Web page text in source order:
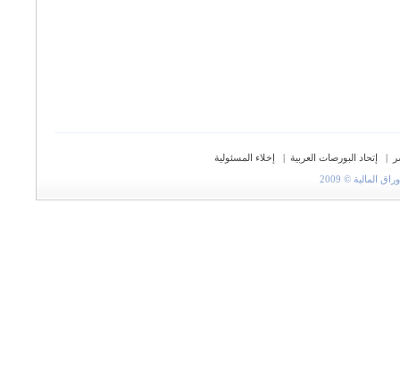
| إتحاد البورصات العربية |
إخلاء المسئولية
© 2009